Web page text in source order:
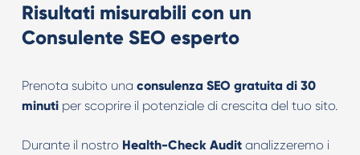
Risultati misurabili con un
Consulente SEO esperto
Prenota subito una consulenza SEO gratuita di 30
minutiper scoprire il potenziale di crescita del tuo sito.
Durante il nostro Health-Check Auditanalizzeremo i